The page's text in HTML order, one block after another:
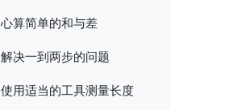
心算简单的和与差
解决一到两步的问题
使用适当的工具测量长度